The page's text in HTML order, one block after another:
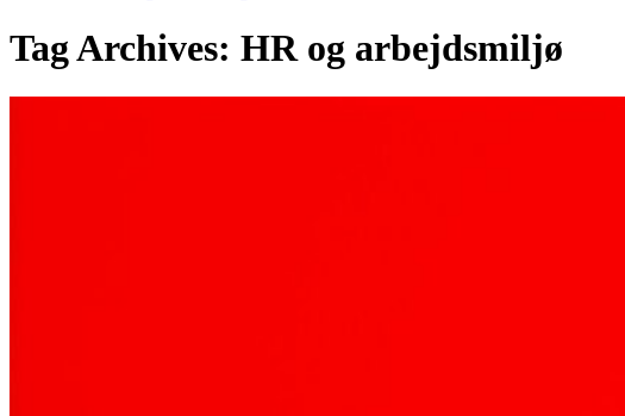
Tag Archives: HR og arbejdsmiljø